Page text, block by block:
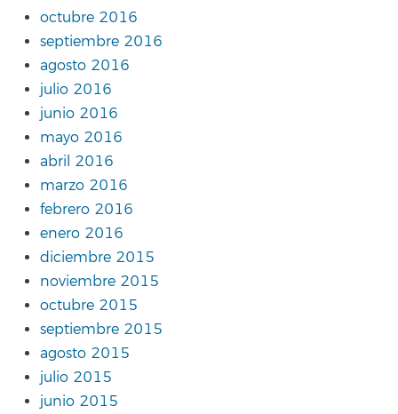
octubre 2016
septiembre 2016
agosto 2016
julio 2016
junio 2016
mayo 2016
abril 2016
marzo 2016
febrero 2016
enero 2016
diciembre 2015
noviembre 2015
octubre 2015
septiembre 2015
agosto 2015
julio 2015
junio 2015